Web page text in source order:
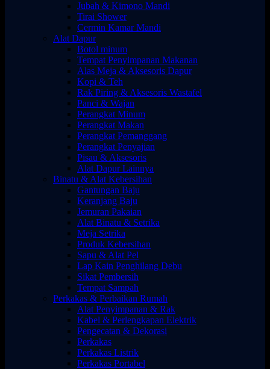
Jubah & Kimono Mandi
Tirai Shower
Cermin Kamar Mandi
Alat Dapur
Botol minum
Tempat Penyimpanan Makanan
Alas Meja & Aksesoris Dapur
Kopi & Teh
Rak Piring & Aksesoris Wastafel
Panci & Wajan
Perangkat Minum
Perangkat Makan
Perangkat Pemanggang
Perangkat Penyajian
Pisau & Aksesoris
Alat Dapur Lainnya
Binatu & Alat Kebersihan
Gantungan Baju
Keranjang Baju
Jemuran Pakaian
Alat Binatu & Setrika
Meja Setrika
Produk Kebersihan
Sapu & Alat Pel
Lap Kain Penghilang Debu
Sikat Pembersih
Tempat Sampah
Perkakas & Perbaikan Rumah
Alat Penyimpanan & Rak
Kabel & Perlengkapan Elektrik
Pengecatan & Dekorasi
Perkakas
Perkakas Listrik
Perkakas Portabel